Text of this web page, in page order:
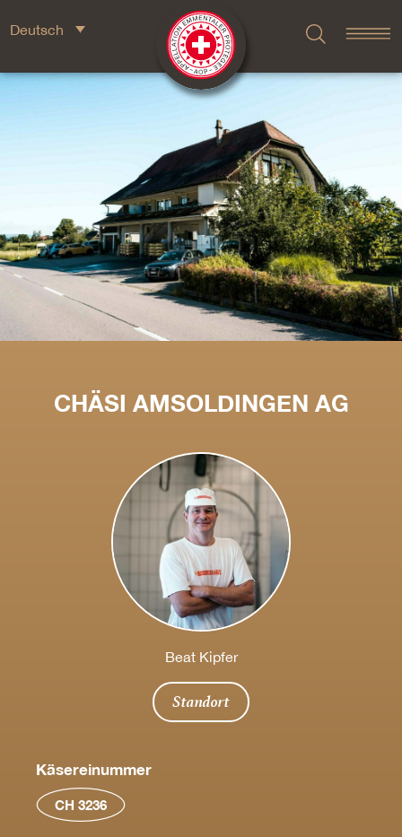
Deutsch
CHÄSI AMSOLDINGEN AG
Beat Kipfer
Standort
Käsereinummer
CH 3236